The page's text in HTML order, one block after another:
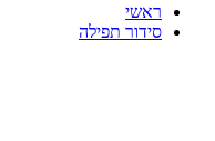
ראשי
סידור תפילה